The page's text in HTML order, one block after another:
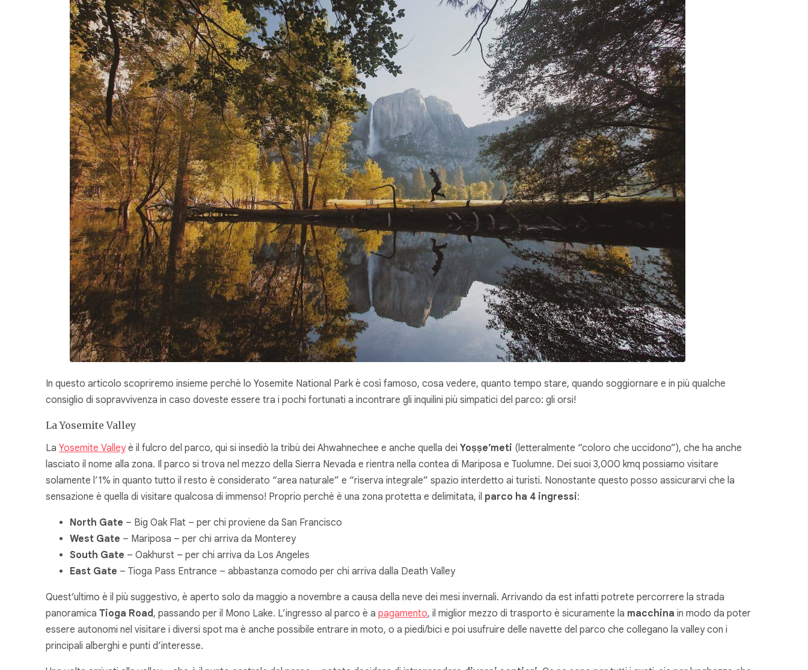
In questo articolo scopriremo insieme perchè lo Yosemite National Park è così famoso, cosa vedere, quanto tempo stare, quando soggiornare e in più qualche
consiglio di sopravvivenza in caso doveste essere tra i pochi fortunati a incontrare gli inquilini più simpatici del parco: gli orsi!
La Yosemite Valley
La Yosemite Valleyè il fulcro del parco, qui si insediò la tribù dei Ahwahnechee e anche quella dei Yoṣṣe’meti (letteralmente “coloro che uccidono”), che ha anche
lasciato il nome alla zona. Il parco si trova nel mezzo della Sierra Nevada e rientra nella contea di Mariposa e Tuolumne. Dei suoi 3,000 kmq possiamo visitare
solamente l’1% in quanto tutto il resto è considerato “area naturale” e “riserva integrale” spazio interdetto ai turisti. Nonostante questo posso assicurarvi che la
sensazione è quella di visitare qualcosa di immenso! Proprio perchè è una zona protetta e delimitata, il parco ha 4 ingressi:
North Gate – Big Oak Flat – per chi proviene da San Francisco
West Gate – Mariposa – per chi arriva da Monterey
South Gate – Oakhurst – per chi arriva da Los Angeles
East Gate – Tioga Pass Entrance – abbastanza comodo per chi arriva dalla Death Valley
Quest’ultimo è il più suggestivo, è aperto solo da maggio a novembre a causa della neve dei mesi invernali. Arrivando da est infatti potrete percorrere la strada
panoramica Tioga Road, passando per il Mono Lake. L’ingresso al parco è a pagamento, il miglior mezzo di trasporto è sicuramente la macchina in modo da poter
essere autonomi nel visitare i diversi spot ma è anche possibile entrare in moto, o a piedi/bici e poi usufruire delle navette del parco che collegano la valley con i
principali alberghi e punti d’interesse.